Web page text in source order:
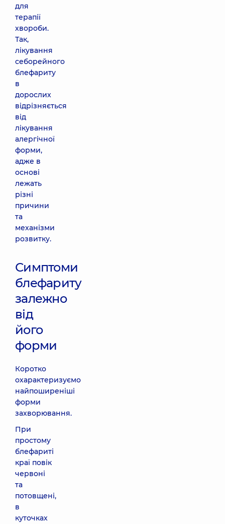
для
терапії
хвороби.
Так,
лікування
себорейного
блефариту
в
дорослих
відрізняється
від
лікування
алергічної
форми,
адже в
основі
лежать
різні
причини
та
механізми
розвитку.
Симптоми
блефариту
залежно
від
його
форми
Коротко
охарактеризуємо
найпоширеніші
форми
захворювання.
При
простому
блефариті
краї повік
червоні
та
потовщені,
в
куточках